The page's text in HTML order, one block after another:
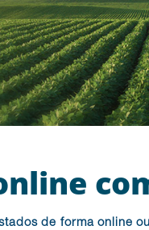
de forma online